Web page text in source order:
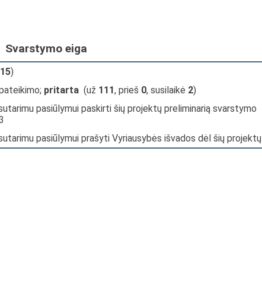
Svarstymo eiga
)
pritarta (už 111, prieš 0, susilaikė 2)
pasiūlymui paskirti šių projektų preliminarią svarstymo
pasiūlymui prašyti Vyriausybės išvados dėl šių projektų